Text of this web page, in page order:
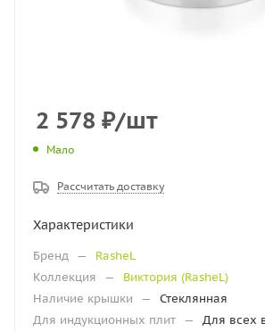
2 578 ₽/шт
Мало
Рассчитать доставку
Характеристики
Бренд —
RasheL
Коллекция
—
Виктория (RasheL)
Наличие крышки
—
Стеклянная
Для индукционных плит —
Для всех